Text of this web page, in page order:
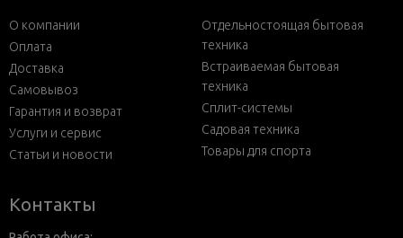
О компании
Оплата
Доставка
Самовывоз
Гарантия и возврат
Услуги и сервис
Статьи и новости
Отдельностоящая бытовая
техника
Встраиваемая бытовая
техника
Сплит-системы
Садовая техника
Товары для спорта
Контакты